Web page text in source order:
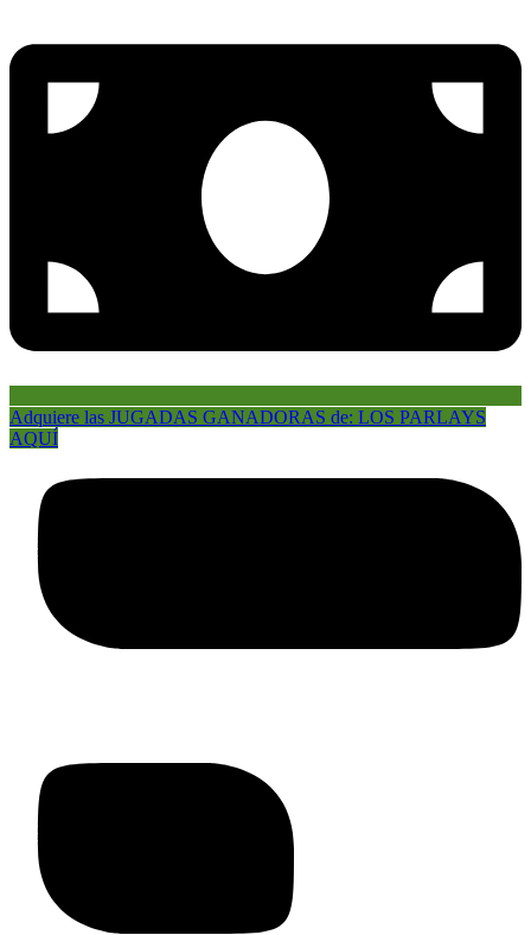
Adquiere las JUGADAS GANADORAS de: LOS PARLAYS
AQUÍ